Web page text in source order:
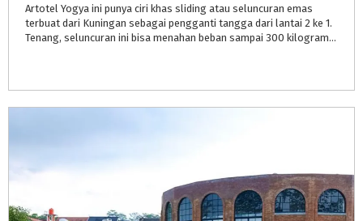
Artotel Yogya ini punya ciri khas sliding atau seluncuran emas
terbuat dari Kuningan sebagai pengganti tangga dari lantai 2 ke 1.
Tenang, seluncuran ini bisa menahan beban sampai 300 kilogram kok ..Seru banget kan